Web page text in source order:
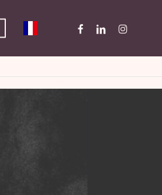
FACEBOOK
LINKEDIN